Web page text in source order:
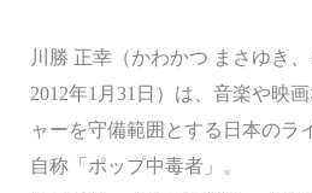
川勝 正幸（かわかつ まさゆき、
2012年1月31日）は、音楽や映
ャーを守備範囲とする日本のラ
自称「ポップ中毒者」。